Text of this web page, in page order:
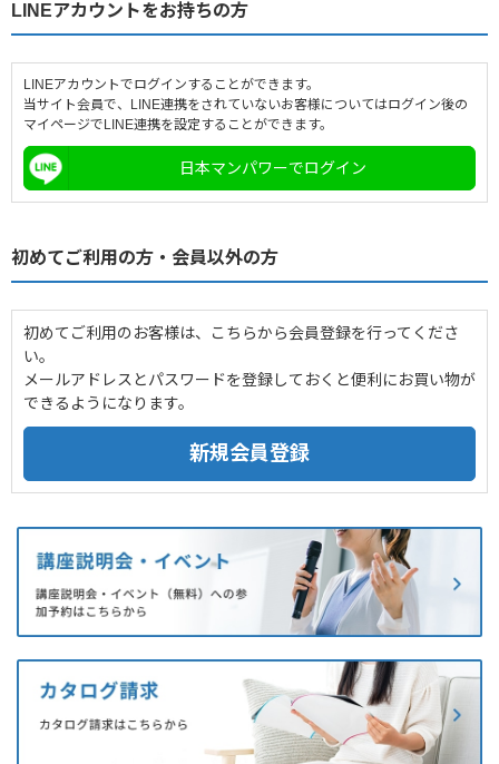
LINEアカウントをお持ちの方
LINEアカウントでログインすることができます。
当サイト会員で、LINE連携をされていないお客様についてはログイン後の
マイページでLINE連携を設定することができます。
日本マンパワーでログイン
初めてご利用の方・会員以外の方
初めてご利用のお客様は、こちらから会員登録を行ってくださ
い。
メールアドレスとパスワードを登録しておくと便利にお買い物が
できるようになります。